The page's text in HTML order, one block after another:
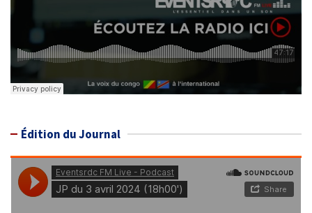
Édition du Journal